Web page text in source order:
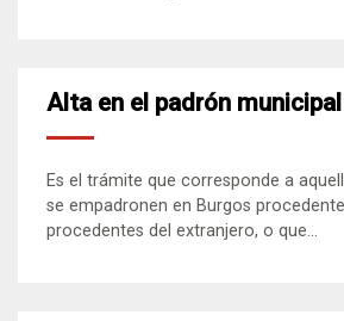
Alta en el padrón
Es el trámite que corresponde a
se empadronen en Burgos
procedentes del extranjero, o que...